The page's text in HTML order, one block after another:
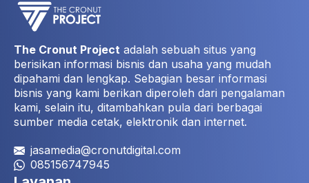
The Cronut Project adalah sebuah situs yang
berisikan informasi bisnis dan usaha yang mudah
dipahami dan lengkap. Sebagian besar informasi
bisnis yang kami berikan diperoleh dari pengalaman
kami, selain itu, ditambahkan pula dari berbagai
sumber media cetak, elektronik dan internet.
jasamedia@cronutdigital.com
085156747945